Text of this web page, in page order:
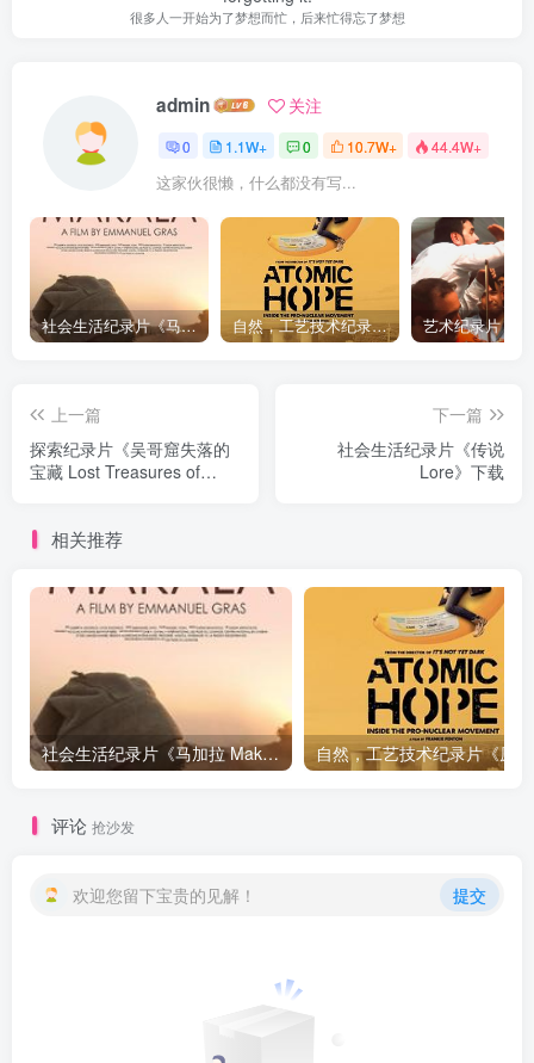
很多人一开始为了梦想而忙，后来忙得忘了梦想
admin 关注
0 1.1W+ 0 10.7W+ 44.4W+
这家伙很懒，什么都没有写...
社会生活纪录片《马加拉 Makala》下载 自然，工艺技术纪录片《原子能的希望 Atomic Hope – Inside the Pro-Nuclear Movement》下载
上一篇
探索纪录片《吴哥窟失落的
宝藏 Lost Treasures of
下一篇
社会生活纪录片《传说
Lore》下载
相关推荐
社会生活纪录片《马加拉 Makala》下载
评论 抢沙发
欢迎您留下宝贵的见解！ 提交